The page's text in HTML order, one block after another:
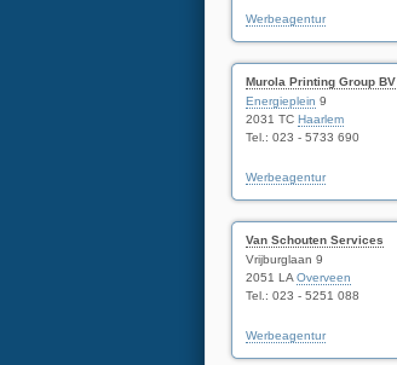
Werbeagentur
Murola Printing Group BV
Energieplein 9
2031 TC Haarlem
Tel.: 023 - 5733 690
Werbeagentur
Van Schouten Services
Vrijburglaan 9
2051 LA Overveen
Tel.: 023 - 5251 088
Werbeagentur